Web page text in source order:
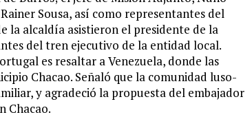
Sousa, así como representantes del
la alcaldía asistieron el presidente de la
del tren ejecutivo de la entidad local.
es resaltar a Venezuela, donde las
Chacao. Señaló que la comunidad luso-
y agradeció la propuesta del embajador
Chacao.